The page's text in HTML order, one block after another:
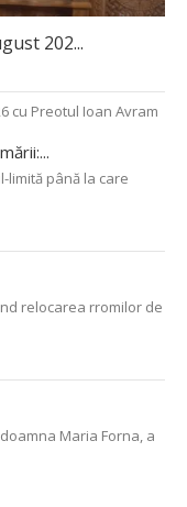
202...
cu Preotul Ioan Avram
limită până la care
relocarea rromilor de
Maria Forna, a